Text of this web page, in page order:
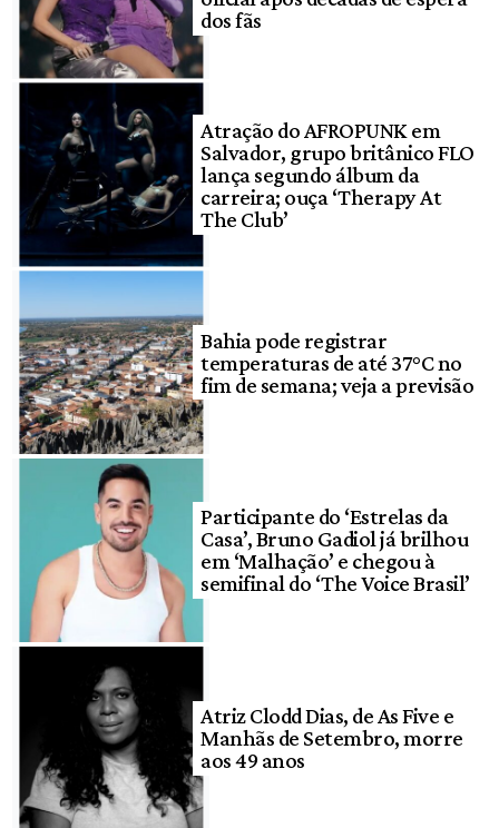
dos fãs
Atração do AFROPUNK em
Salvador, grupo britânico FLO
lança segundo álbum da
carreira; ouça ‘Therapy At
The Club’
Bahia pode registrar
temperaturas de até 37°C no
fim de semana; veja a previsão
Participante do ‘Estrelas da
Casa’, Bruno Gadiol já brilhou
em ‘Malhação’ e chegou à
semifinal do ‘The Voice Brasil’
Atriz Clodd Dias, de As Five e
Manhãs de Setembro, morre
aos 49 anos